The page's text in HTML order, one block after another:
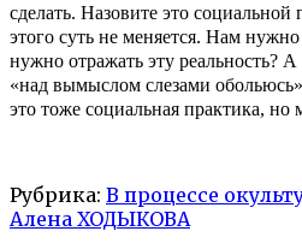
сделать. Назовите это
этого суть не меняется. Нам
нужно отражать эту реальность? А
«над вымыслом слезами
это тоже социальная практика, но
Рубрика: В процессе
Алена ХОДЫКОВА